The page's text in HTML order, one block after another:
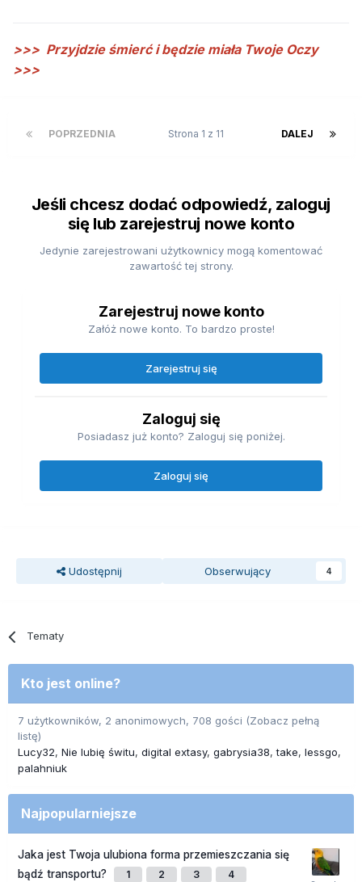
>>> Przyjdzie śmierć i będzie miała Twoje Oczy
>>>
POPRZEDNIA DALEJ
Strona 1 z 11
Jeśli chcesz dodać odpowiedź, zaloguj
się lub zarejestruj nowe konto
Jedynie zarejestrowani użytkownicy mogą komentować
zawartość tej strony.
Zarejestruj nowe konto
Załóż nowe konto. To bardzo proste!
Zarejestruj się
Zaloguj się
Posiadasz już konto? Zaloguj się poniżej.
Zaloguj się
Udostępnij Obserwujący 4
Tematy
Kto jest online?
7 użytkowników, 2 anonimowych, 708 gości (Zobacz pełną
listę)
Lucy32 Nie lubię świtu digital extasy gabrysia38 take lessgo
palahniuk
Najpopularniejsze
Jaka jest Twoja ulubiona forma przemieszczania się
bądź transportu?
1 2 3 4